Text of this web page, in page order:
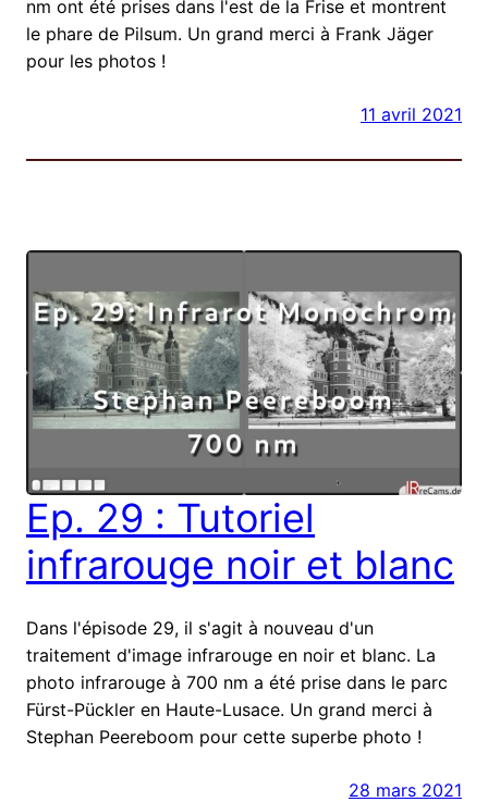
nm ont été prises dans l'est de la Frise et montrent
le phare de Pilsum. Un grand merci à Frank Jäger
pour les photos !
11 avril 2021
Ep. 29 : Tutoriel
infrarouge noir et blanc
Dans l'épisode 29, il s'agit à nouveau d'un
traitement d'image infrarouge en noir et blanc. La
photo infrarouge à 700 nm a été prise dans le parc
Fürst-Pückler en Haute-Lusace. Un grand merci à
Stephan Peereboom pour cette superbe photo !
28 mars 2021